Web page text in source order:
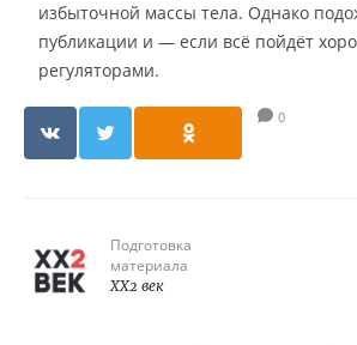
избыточной массы тела. Однако
публикации и — если всё пойдёт
регуляторами.
0
Подготовка
материала
XX2 век